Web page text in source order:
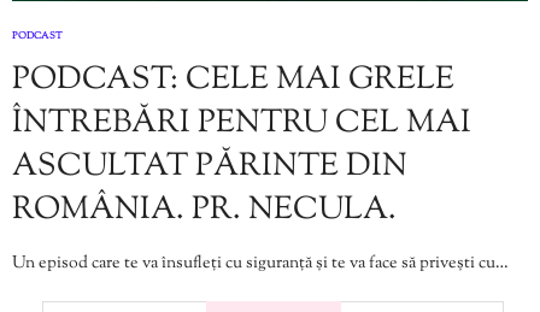
PODCAST
PODCAST: CELE MAI GRELE
ÎNTREBĂRI PENTRU CEL MAI
ASCULTAT PĂRINTE DIN
ROMÂNIA. PR. NECULA.
Un episod care te va însufleți cu siguranță și te va face să privești cu…